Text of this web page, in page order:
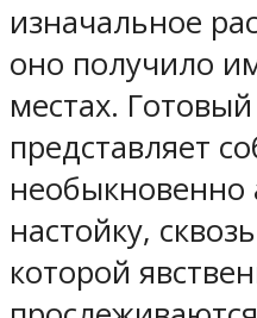
изначальное
оно получило
местах.
представляет
настойку,
которой